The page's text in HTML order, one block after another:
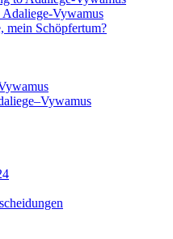
Vywamus
mein Schöpfertum?